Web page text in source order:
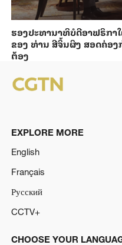
ຮອງ​ປະທາ​ນາ​ທິ​ບໍ​ດີອ​າ​ຟ​ຣິ​ກາ​
ຂອງ ທ່ານ ສີ​ຈິ້ນ​ຜິງ ​ສ​ອດ​ຄ່ອ
ຕ້ອງ
EXPLORE MORE
English
Français
Русский
CCTV+
CHOOSE YOUR